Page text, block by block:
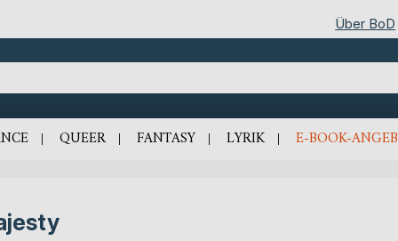
Über BoD
QUEER FANTASY LYRIK E-BOOK-